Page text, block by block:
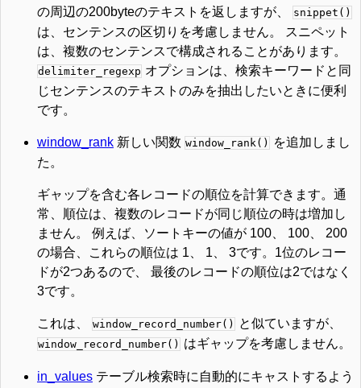
の周辺の200byteのテキストを返しますが、
snippet()
は、センテンスの区切りを考慮しません。 スニペット
は、複数のセンテンスで構成されることがあります。
delimiter_regexp オプションは、検索キーワードと同
じセンテンスのテキストのみを抽出したいときに便利
です。
window_rank 新しい関数 window_rank()
を追加しまし
た。
ギャップを含む各レコードの順位を計算できます。通
常、順位は、複数のレコードが同じ順位の時は増加し
ません。 例えば、ソートキーの値が 100、 100、 200
の場合、これらの順位は 1、 1、 3です。1位のレコー
ドが2つあるので、 最後のレコードの順位は2ではなく
3です。
これは、 window_record_number() と似ていますが、
window_record_number() はギャップを考慮しません。
in_values テーブル検索時に自動的にキャストするよう